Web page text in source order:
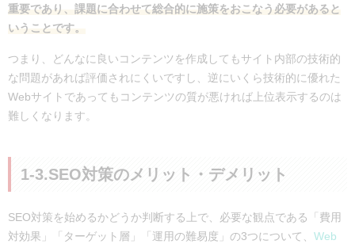
重要であり、課題に合わせて総合的に施策をおこなう必要があると
いうことです。
つまり、どんなに良いコンテンツを作成してもサイト内部の技術的
な問題があれば評価されにくいですし、逆にいくら技術的に優れた
Webサイトであってもコンテンツの質が悪ければ上位表示するのは
難しくなります。
1-3.SEO対策のメリット・デメリット
SEO対策を始めるかどうか判断する上で、必要な観点である「費用
対効果」「ターゲット層」「運用の難易度」の3つについて、 Web